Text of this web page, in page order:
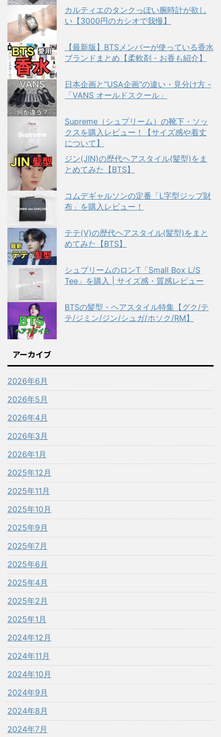
カルティエのタンクっぽい腕時計が欲し
い【3000円のカシオで我慢】
【最新版】BTSメンバーが使っている香水
ブランドまとめ【柔軟剤・お香も紹介】
日本企画と”USA企画”の違い・見分け方 -
「VANS オールドスクール」
Supreme（シュプリーム）の靴下・ソッ
クスを購入レビュー！【サイズ感や着丈
について】
ジン(JIN)の歴代ヘアスタイル(髪型)をま
とめてみた【BTS】
コムデギャルソンの定番「L字型ジップ財
布」を購入レビュー！
テテ(V)の歴代ヘアスタイル(髪型)をまと
めてみた【BTS】
シュプリームのロンT「Small Box L/S
Tee」を購入 | サイズ感・質感レビュー
BTSの髪型・ヘアスタイル特集【グク/テ
テ/ジミン/ジン/シュガ/ホソク/RM】
アーカイブ
2026年6月
2026年5月
2026年4月
2026年3月
2026年1月
2025年12月
2025年11月
2025年10月
2025年9月
2025年7月
2025年6月
2025年4月
2025年2月
2025年1月
2024年12月
2024年11月
2024年10月
2024年9月
2024年8月
2024年7月